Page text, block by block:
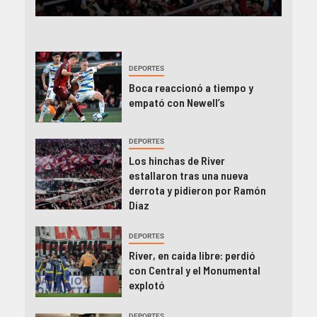
DEPORTES
Boca reaccionó a tiempo y
empató con Newell’s
DEPORTES
Los hinchas de River
estallaron tras una nueva
derrota y pidieron por Ramón
Díaz
DEPORTES
River, en caída libre: perdió
con Central y el Monumental
explotó